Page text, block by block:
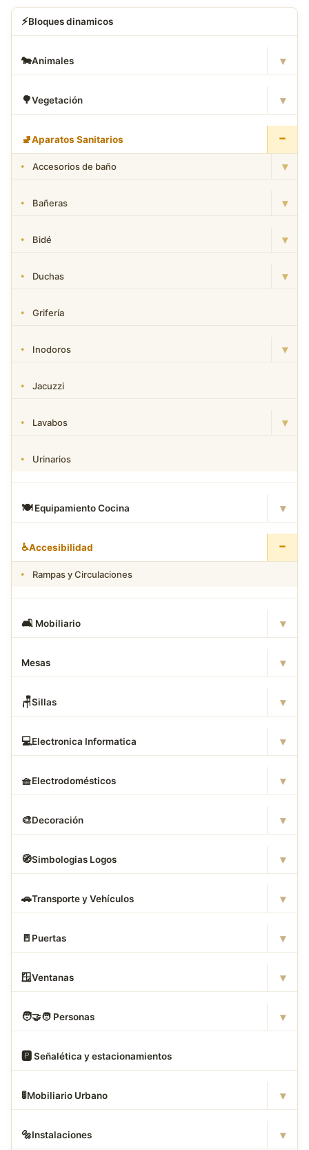
⚡Bloques dinamicos
🐄Animales ▾
🌳Vegetación ▾
🚽Aparatos Sanitarios −
Accesorios de baño ▾
Bañeras ▾
Bidé ▾
Duchas ▾
Grifería
Inodoros ▾
Jacuzzi
Lavabos ▾
Urinarios
🍽️ Equipamiento Cocina ▾
♿Accesibilidad −
Rampas y Circulaciones
🛋 ️ Mobiliario ▾
Mesas ▾
🪑Sillas ▾
💻Electronica Informatica ▾
🧺Electrodomésticos ▾
🎨Decoración ▾
🧭Simbologias Logos ▾
🚗Transporte y Vehículos ▾
🚪 Puertas ▾
🪟Ventanas ▾
🧑‍🤝‍🧑 Personas ▾
🅿️ Señalética y estacionamientos
🚦Mobiliario Urbano ▾
🔩Instalaciones ▾